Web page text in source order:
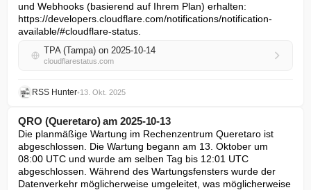
und Webhooks (basierend auf Ihrem Plan) erhalten:
https://developers.cloudflare.com/notifications/notification-
available/#cloudflare-status.
TPA (Tampa) on 2025-10-14
cloudflarestatus.com
RSS Hunter•13. Okt. 2025
QRO (Queretaro) am 2025-10-13
Die planmäßige Wartung im Rechenzentrum Queretaro ist
abgeschlossen. Die Wartung begann am 13. Oktober um
08:00 UTC und wurde am selben Tag bis 12:01 UTC
abgeschlossen. Während des Wartungsfensters wurde der
Datenverkehr möglicherweise umgeleitet, was möglicherweise